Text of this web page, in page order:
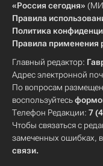
«Россия сегодня»
Правила
Политика
Правила применения
Главный редактор:
Адрес электронной
По вопросам
воспользуйтесь
Телефон Редакции: 7
Чтобы связаться с
замеченных ошибках,
связи.